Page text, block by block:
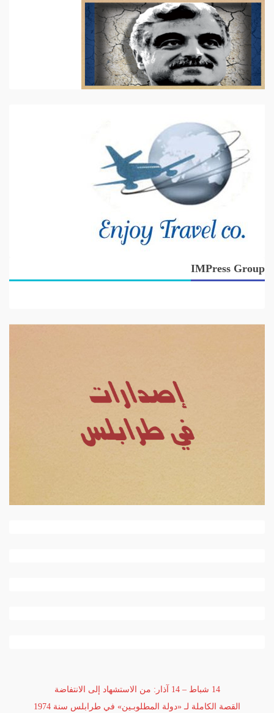
IMPress Group
14 شباط – 14 آذار: من الاستشهاد إلى الانتفاضة
القصة الكاملة لـ «دولة المطلوبـين» في طرابلس سنة 1974